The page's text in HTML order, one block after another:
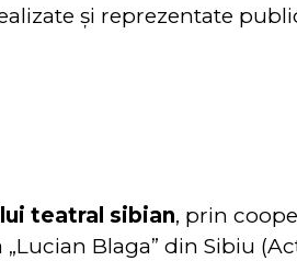
și reprezentate
teatral sibian, prin
Blaga” din Sibiu